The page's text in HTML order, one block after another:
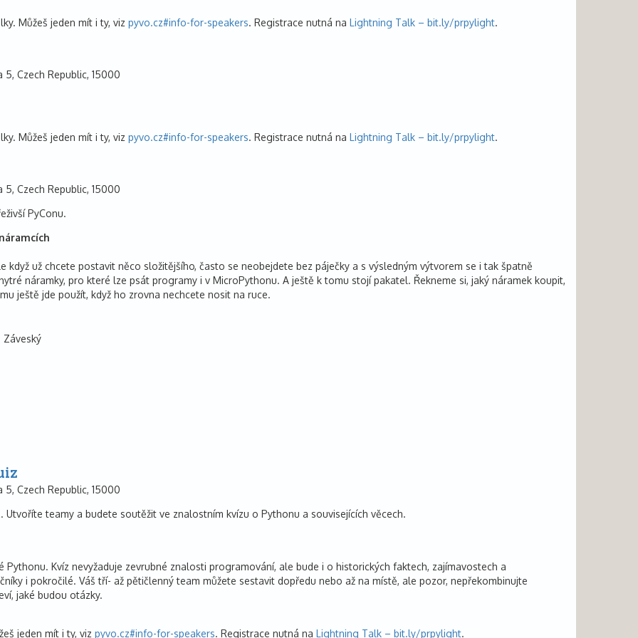
Můžeš jeden mít i ty, viz pyvo.cz#info-for-speakers. Registrace nutná na Lightning Talk – bit.ly/prpylight.
5, Czech Republic, 15000
Můžeš jeden mít i ty, viz pyvo.cz#info-for-speakers. Registrace nutná na Lightning Talk – bit.ly/prpylight.
5, Czech Republic, 15000
PyConu.
když už chcete postavit něco složitějšího, často se neobejdete bez páječky a s výsledným výtvorem se i tak špatně
náramky, pro které lze psát programy i v MicroPythonu. A ještě k tomu stojí pakatel. Řekneme si, jaký náramek koupit,
ještě jde použít, když ho zrovna nechcete nosit na ruce.
Záveský
5, Czech Republic, 15000
Utvoříte teamy a budete soutěžit ve znalostním kvízu o Pythonu a souvisejících věcech.
Kvíz nevyžaduje zevrubné znalosti programování, ale bude i o historických faktech, zajímavostech a
i pokročilé. Váš tří- až pětičlenný team můžete sestavit dopředu nebo až na místě, ale pozor, nepřekombinujte
jaké budou otázky.
jeden mít i ty, viz pyvo.cz#info-for-speakers. Registrace nutná na Lightning Talk – bit.ly/prpylight.